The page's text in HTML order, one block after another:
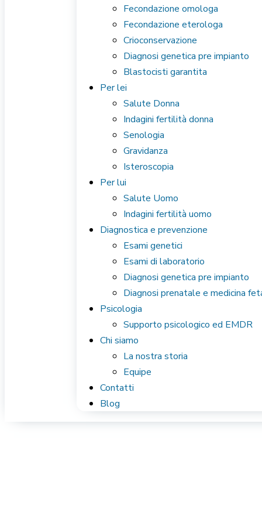
Fecondazione omologa
Fecondazione eterologa
Crioconservazione
Diagnosi genetica pre impianto
Blastocisti garantita
Per lei
Salute Donna
Indagini fertilità donna
Senologia
Gravidanza
Isteroscopia
Per lui
Salute Uomo
Indagini fertilità uomo
Diagnostica e prevenzione
Esami genetici
Esami di laboratorio
Diagnosi genetica pre impianto
Diagnosi prenatale e medicina
Psicologia
Supporto psicologico ed EMDR
Chi siamo
La nostra storia
Equipe
Contatti
Blog